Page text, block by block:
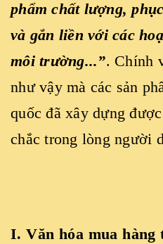
phẩm chất lượng,
và gắn liền với các
môi trường...”. Chính
như vậy mà các sản
quốc đã xây dựng
chắc trong lòng người
I. Văn hóa mua hàng